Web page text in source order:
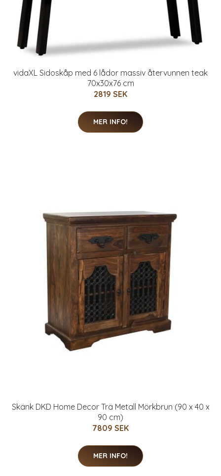
vidaXL Sidoskåp med 6 lådor massiv återvunnen teak
70x30x76 cm
2819 SEK
MER INFO!
Skänk DKD Home Decor Trä Metall Mörkbrun (90 x 40 x
90 cm)
7809 SEK
MER INFO!